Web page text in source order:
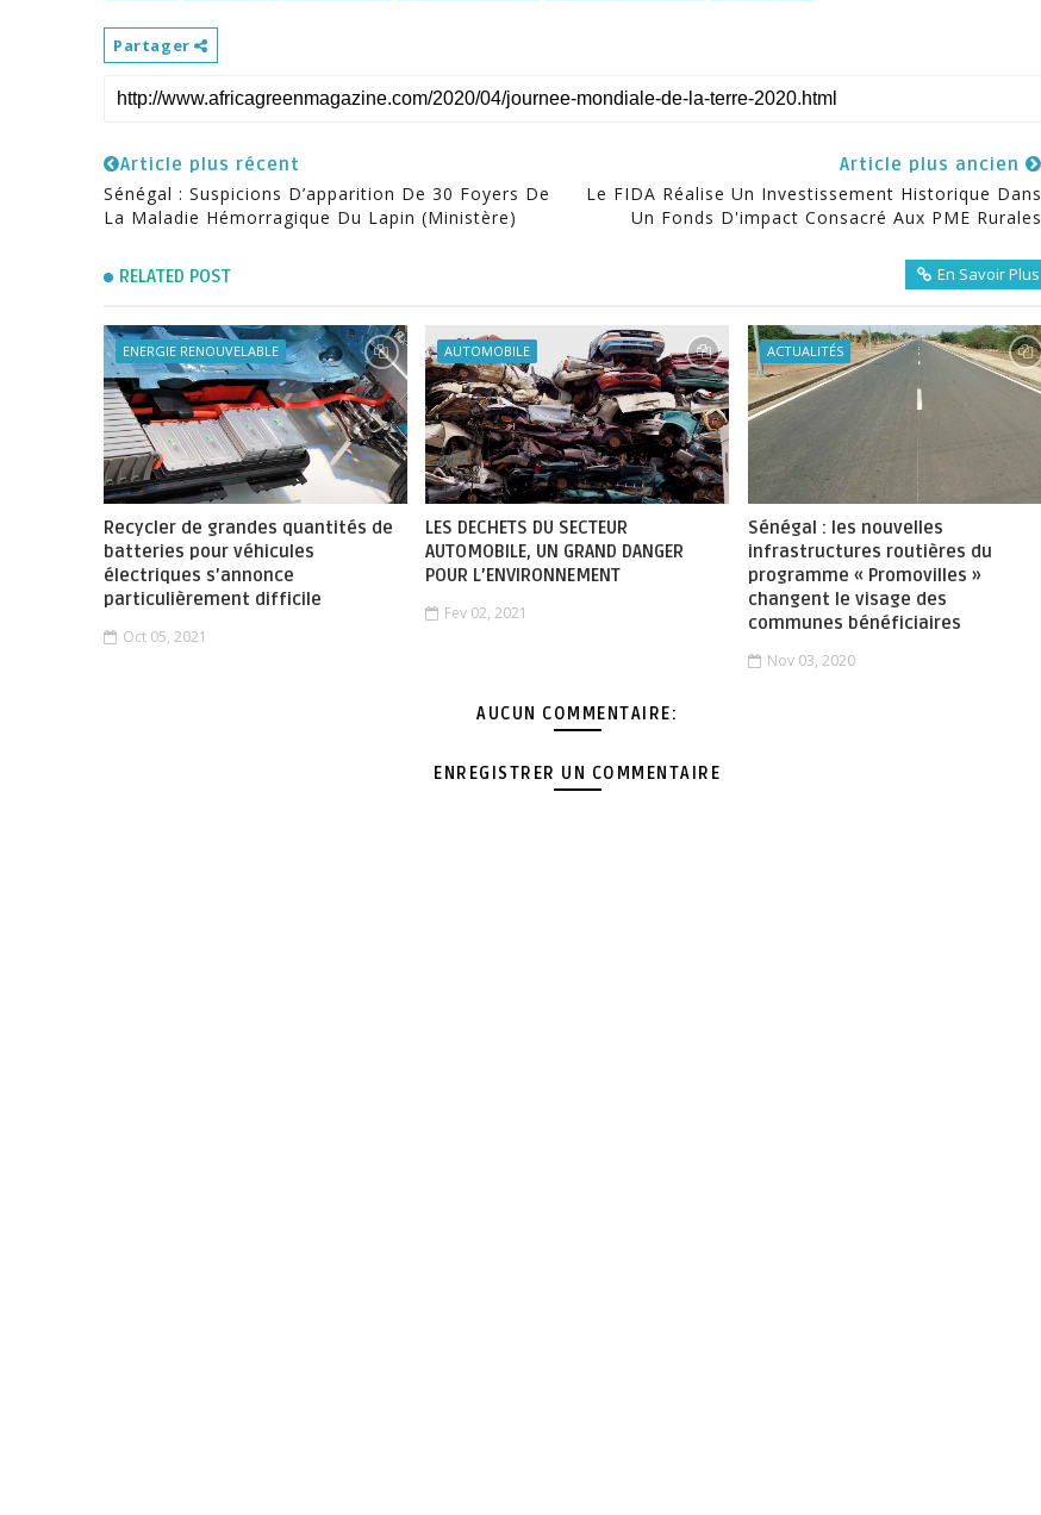
Partager
Article plus récent
Sénégal : Suspicions D’apparition De 30 Foyers De
La Maladie Hémorragique Du Lapin (ministère)
Article plus ancien
Le FIDA Réalise Un Investissement Historique Dans
Un Fonds D'impact Consacré Aux PME Rurales
RELATED POST En Savoir Plus
ENERGIE RENOUVELABLE
Recycler de grandes quantités de
batteries pour véhicules
électriques s’annonce
particulièrement difficile
Oct 05, 2021
AUTOMOBILE
LES DECHETS DU SECTEUR
AUTOMOBILE, UN GRAND DANGER
POUR L’ENVIRONNEMENT
Fev 02, 2021
ACTUALITÉS
Sénégal : les nouvelles
infrastructures routières du
programme « Promovilles »
changent le visage des
communes bénéficiaires
Nov 03, 2020
AUCUN COMMENTAIRE:
ENREGISTRER UN COMMENTAIRE